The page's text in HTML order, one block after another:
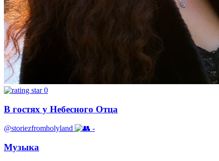
0
В гостях у Небесного Отца
@storiezfromholyland -
Музыка